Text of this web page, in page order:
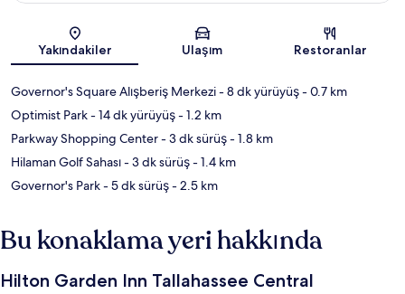
Harita
Yakındakiler Ulaşım Restoranlar
Governor's Square Alışberiş Merkezi- 8 dk yürüyüş- 0.7 km
Optimist Park- 14 dk yürüyüş- 1.2 km
Parkway Shopping Center- 3 dk sürüş- 1.8 km
Hilaman Golf Sahası- 3 dk sürüş- 1.4 km
Governor's Park- 5 dk sürüş- 2.5 km
Bu konaklama yeri hakkında
Hilton Garden Inn Tallahassee Central